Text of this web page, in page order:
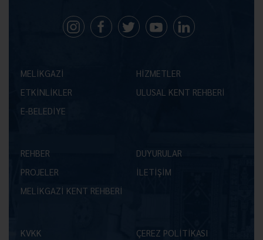
MELİKGAZİ
HİZMETLER
ETKİNLİKLER
ULUSAL KENT REHBERİ
E-BELEDİYE
REHBER
DUYURULAR
PROJELER
İLETİŞİM
MELİKGAZİ KENT REHBERİ
KVKK ÇEREZ POLİTİKASI